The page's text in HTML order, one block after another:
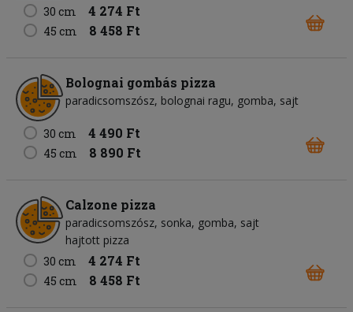
30 cm 4 274 Ft
45 cm 8 458 Ft
Bolognai gombás pizza
paradicsomszósz bolognai ragu gomba sajt
30 cm 4 490 Ft
45 cm 8 890 Ft
Calzone pizza
paradicsomszósz sonka gomba sajt
hajtott pizza
30 cm
4 274 Ft
45 cm 8 458 Ft